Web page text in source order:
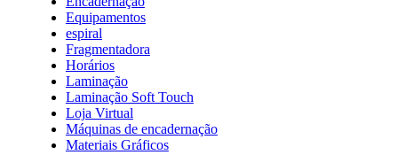
Equipamentos
espiral
Fragmentadora
Horários
Laminação
Laminação Soft Touch
Loja Virtual
Máquinas de encadernação
Materiais Gráficos